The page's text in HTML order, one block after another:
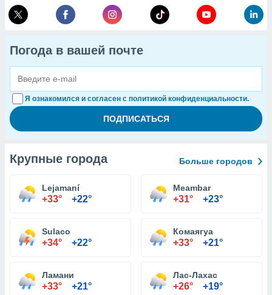
Погода в вашей почте
Я ознакомился и согласен с политикой конфиденциальности.
Крупные города Больше городов
Lejamaní
+33° +22°
Meambar
+31° +23°
Sulaco
+34° +22°
Комаягуа
+33° +21°
Ламани
+33° +21°
Лас-Лахас
+26° +19°